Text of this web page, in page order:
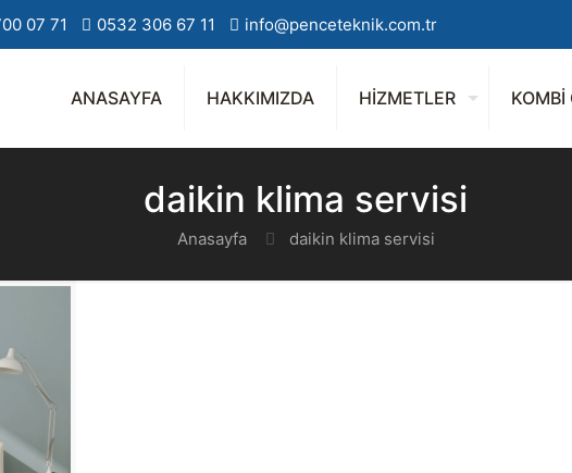
07 71 0532 306 67 11 info@penceteknik.com.tr
ANASAYFA HAKKIMIZDA HİZMETLER KOMBİ
daikin klima servisi
Anasayfa daikin klima servisi